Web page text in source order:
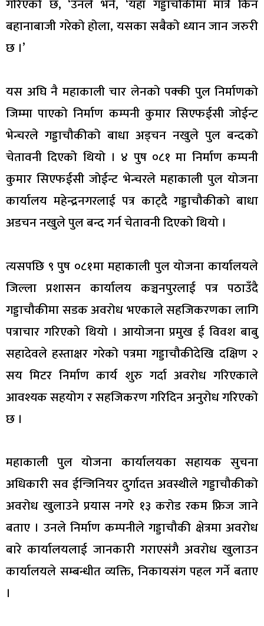
गरिएको छ, ‘उनले भने, ‘यहाँ गड्डाचौकीमा मात्रै किन
बहानाबाजी गरेको होला, यसका सबैको ध्यान जान जरुरी
छ ।’
यस अघि नै महाकाली चार लेनको पक्की पुल निर्माणको
जिम्मा पाएको निर्माण कम्पनी कुमार सिएफईसी जोईन्ट
भेन्चरले गड्डाचौकीको बाधा अड्चन नखुले पुल बन्दको
चेतावनी दिएको थियो । ४ पुष ०८१ मा निर्माण कम्पनी
कुमार सिएफईसी जोईन्ट भेन्चरले महाकाली पुल योजना
कार्यालय महेन्द्रनगरलाई पत्र काट्दै गड्डाचौकीको बाधा
अडचन नखुले पुल बन्द गर्न चेतावनी दिएको थियो ।
त्यसपछि ९ पुष ०८१मा महाकाली पुल योजना कार्यालयले
जिल्ला प्रशासन कार्यालय कञ्चनपुरलाई पत्र पठाउँदै
गड्डाचौकीमा सडक अवरोध भएकाले सहजिकरणका लागि
पत्राचार गरिएको थियो । आयोजना प्रमुख ई विवश बाबु
सहादेवले हस्ताक्षर गरेको पत्रमा गड्डाचौकीदेखि दक्षिण २
सय मिटर निर्माण कार्य शुरु गर्दा अवरोध गरिएकाले
आवश्यक सहयोग र सहजिकरण गरिदिन अनुरोध गरिएको
छ ।
महाकाली पुल योजना कार्यालयका सहायक सुचना
अधिकारी सव ईन्जिनियर दुर्गादत्त अवस्थीले गड्डाचौकीको
अवरोध खुलाउने प्रयास नगरे १३ करोड रकम फ्रिज जाने
बताए । उनले निर्माण कम्पनीले गड्डाचौकी क्षेत्रमा अवरोध
बारे कार्यालयलाई जानकारी गराएसंगै अवरोध खुलाउन
कार्यालयले सम्बन्धीत व्यक्ति, निकायसंग पहल गर्ने बताए
।